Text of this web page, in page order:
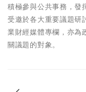
積極參與公共事務，發
受邀於各大重要議題研
業財經媒體專欄，亦為
關議題的對象。